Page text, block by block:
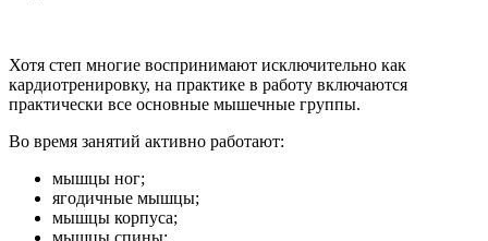
Хотя степ многие воспринимают исключительно как
кардиотренировку, на практике в работу включаются
практически все основные мышечные группы.
Во время занятий активно работают:
мышцы ног;
ягодичные мышцы;
мышцы корпуса;